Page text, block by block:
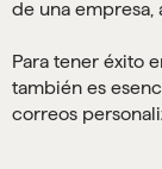
de una empresa,
Para tener éxito
también es
correos